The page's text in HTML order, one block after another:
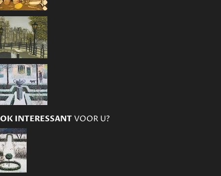
INTERESSANTVOOR U?